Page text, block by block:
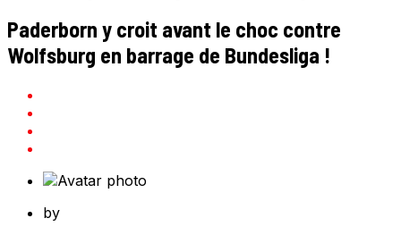
Paderborn y croit avant le choc contre
Wolfsburg en barrage de Bundesliga !
by